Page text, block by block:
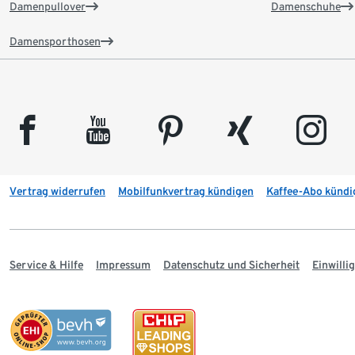
Damenpullover
Damensporthosen
Damenschuhe
facebook youtube pinterest xing instagram
Vertrag widerrufen Mobilfunkvertrag kündigen Kaffee-Abo
Service & Hilfe Impressum Datenschutz und Sicherheit